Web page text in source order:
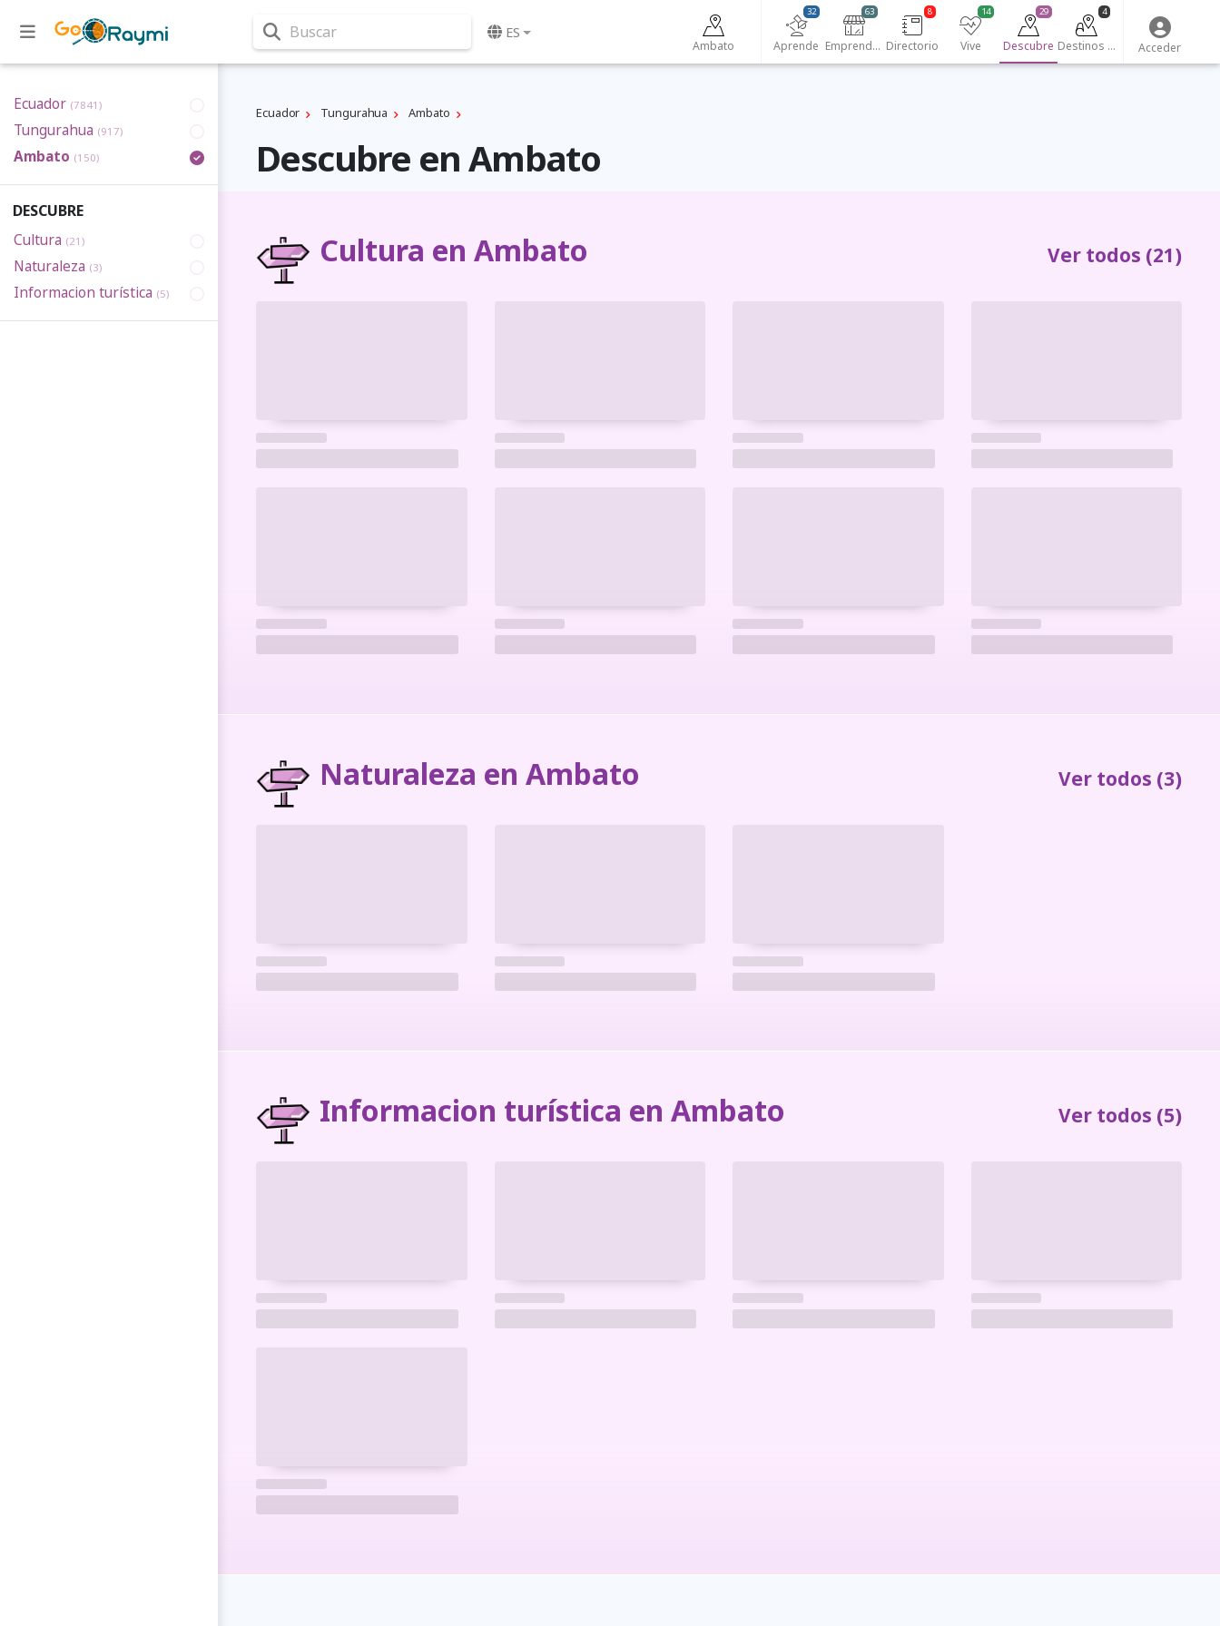
Buscar ES
Ambato Aprende
32
Emprendedores
63
Directorio
8
Vive
14
Descubre
29
Destinos turísticos
4
Acceder
Ecuador (7841)
Tungurahua (917)
Ambato (150)
DESCUBRE
Cultura (21)
Naturaleza (3)
Informacion turística (5)
Ecuador Tungurahua Ambato
Descubre en Ambato
Cultura en Ambato Ver todos (21)
Naturaleza en Ambato Ver todos (3)
Informacion turística en Ambato Ver todos (5)